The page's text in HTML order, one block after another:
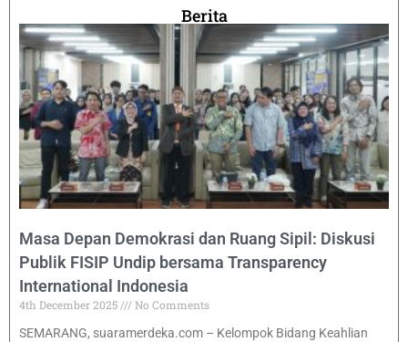
Berita
Masa Depan Demokrasi dan Ruang Sipil: Diskusi
Publik FISIP Undip bersama Transparency
International Indonesia
4th December 2025
No Comments
SEMARANG, suaramerdeka.com – Kelompok Bidang Keahlian